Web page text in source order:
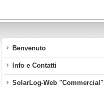
Benvenuto
Info e Contatti
SolarLog-Web "Commercial"